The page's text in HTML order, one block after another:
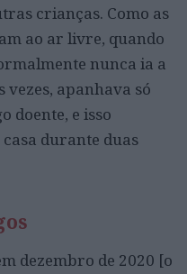
crianças. Como as
ao ar livre, quando
nunca ia a
apanhava só
doente, e isso
durante duas
dezembro de 2020 [o